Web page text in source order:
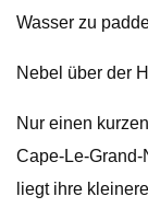
Wasser zu
Nebel über der
Nur einen
Cape-Le-
liegt ihre